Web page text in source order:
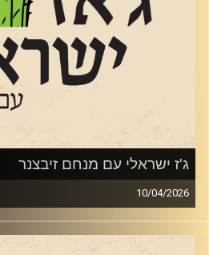
על שקט ועל מה שביניהם
רותם בר-אילן
ג'ז ישראלי עם מנחם זיבצנר
10/04/2026
מנחם זיבצנר,